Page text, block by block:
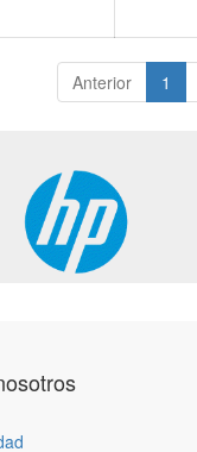
Anterior 1